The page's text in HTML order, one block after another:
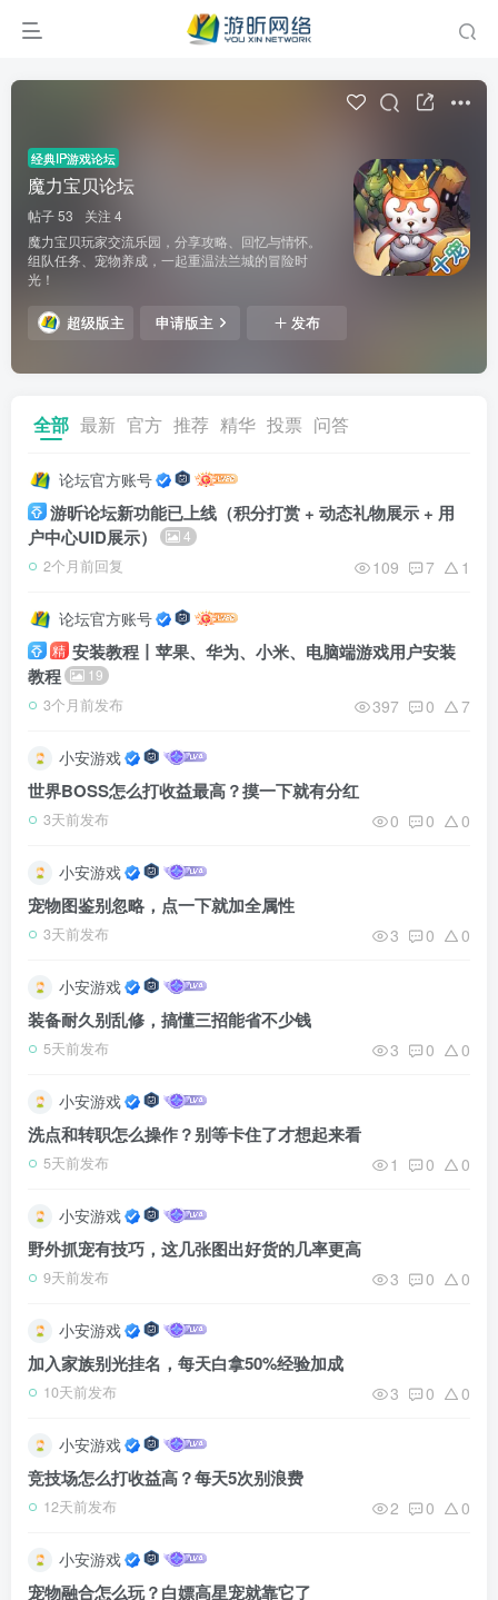
经典IP游戏论坛
魔力宝贝论坛
帖子 53
关注 4
魔力宝贝玩家交流乐园，分享攻略、回忆与情怀。
组队任务、宠物养成，一起重温法兰城的冒险时
光！
超级版主 申请版主 发布
全部 最新 官方 推荐 精华 投票 问答
论坛官方账号
游昕论坛新功能已上线（积分打赏 + 动态礼物展示 + 用
户中心UID展示）
4
2个月前回复 109 7 1
论坛官方账号
精 安装教程丨苹果、华为、小米、电脑端游戏用户安装
教程
19
3个月前发布 397 0 7
小安游戏
世界BOSS怎么打收益最高？摸一下就有分红
3天前发布 0 0 0
小安游戏
宠物图鉴别忽略，点一下就加全属性
3天前发布 3 0 0
小安游戏
装备耐久别乱修，搞懂三招能省不少钱
5天前发布 3 0 0
小安游戏
洗点和转职怎么操作？别等卡住了才想起来看
5天前发布 1 0 0
小安游戏
野外抓宠有技巧，这几张图出好货的几率更高
9天前发布 3 0 0
小安游戏
加入家族别光挂名，每天白拿50%经验加成
10天前发布 3 0 0
小安游戏
竞技场怎么打收益高？每天5次别浪费
12天前发布 2 0 0
小安游戏
宠物融合怎么玩？白嫖高星宠就靠它了